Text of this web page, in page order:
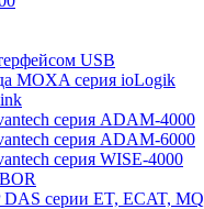
USB
MOXA серия ioLogik
серия ADAM-4000
серия ADAM-6000
серия WISE-4000
серии ET, ECAT, MQ